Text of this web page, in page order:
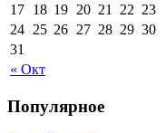
« Окт
17 18 19 20 21 22 23
24 25 26 27 28 29 30
31
Популярное